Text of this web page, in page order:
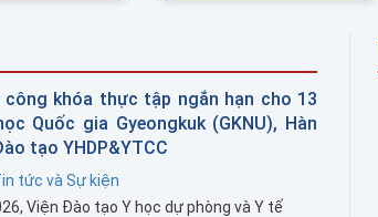
khóa thực tập ngắn hạn cho 13
Quốc gia Gyeongkuk (GKNU), Hàn
tạo YHDP&YTCC
tức và Sự kiện
Viện Đào tạo Y học dự phòng và Y tế